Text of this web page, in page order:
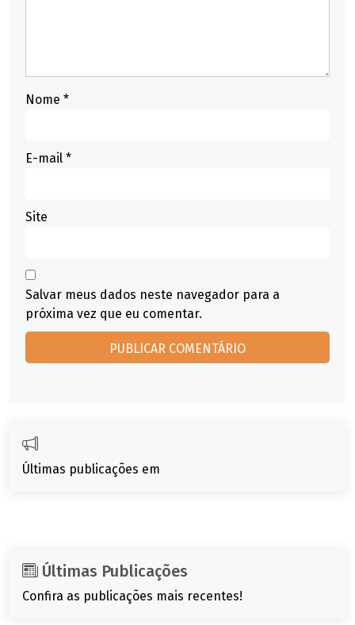
Nome *
E-mail *
Site
Salvar meus dados neste navegador para a
próxima vez que eu comentar.
Últimas publicações em
Últimas Publicações
Confira as publicações mais recentes!